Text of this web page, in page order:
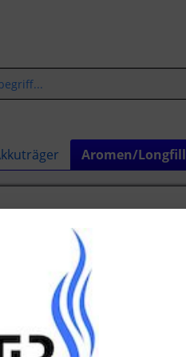
Aromen/Longfill
Aroma